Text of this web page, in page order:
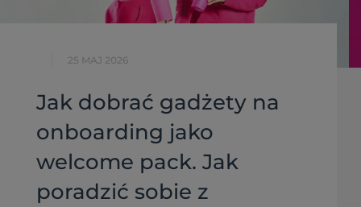
25 MAJ 2026
Jak dobrać gadżety na
onboarding jako
welcome pack. Jak
poradzić sobie z